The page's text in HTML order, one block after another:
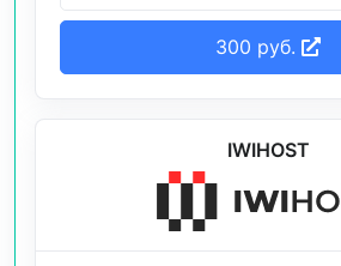
300 руб.
IWIHOST